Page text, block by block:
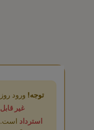
توجه! ورود روز
غیر قابل
استرداد است.